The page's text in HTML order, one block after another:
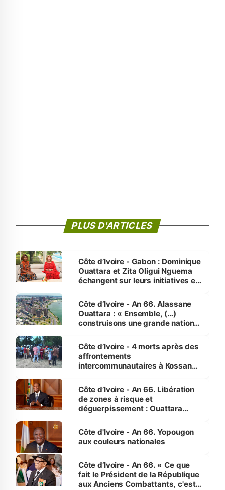
PLUS D'ARTICLES
Côte d’Ivoire - Gabon : Dominique
Ouattara et Zita Oligui Nguema
échangent sur leurs initiatives en
enfants
Côte d’Ivoire - An 66. Alassane
Ouattara : « Ensemble, (…)
construisons une grande nation
générations futures »
Côte d’Ivoire - 4 morts après des
affrontements
intercommunautaires à Kossandji
milieu des sinistrés
Côte d’Ivoire - An 66. Libération
de zones à risque et
déguerpissement : Ouattara
l'Etat de droit pour préserver les
vies humaines »
Côte d'Ivoire - An 66. Yopougon
aux couleurs nationales
Côte d’Ivoire - An 66. « Ce que
fait le Président de la République
aux Anciens Combattants, c'est